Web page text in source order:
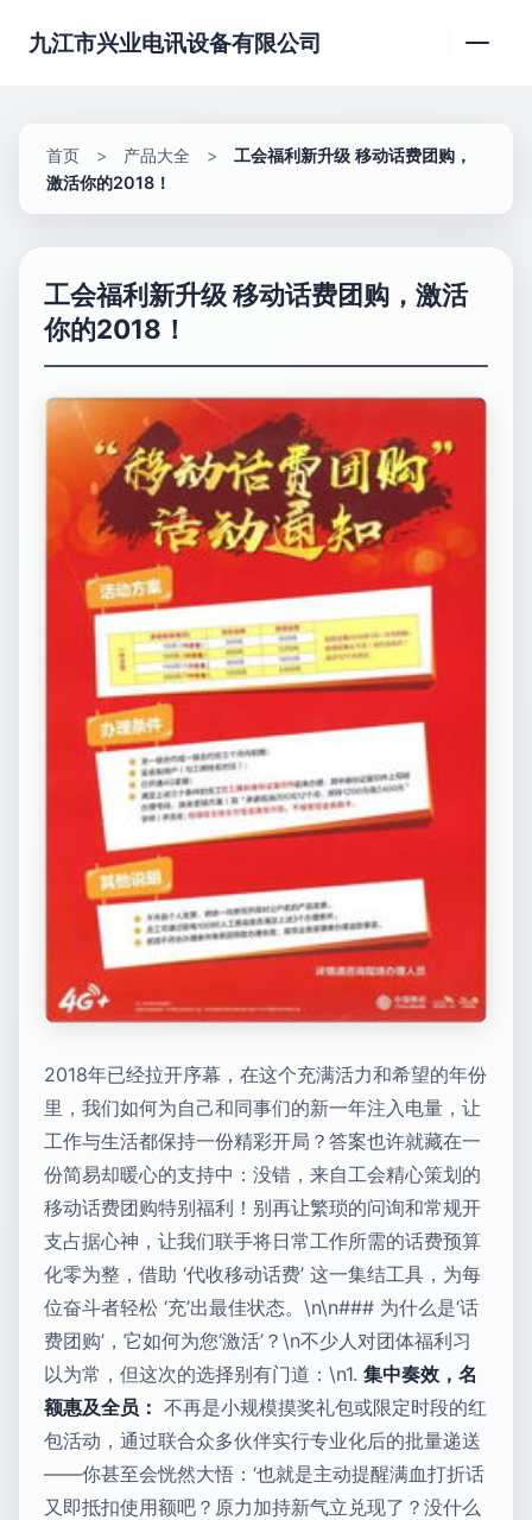
九江市兴业电讯设备有限公司
首页 > 产品大全 >
工会福利新升级 移动话费团购，
激活你的2018！
工会福利新升级 移动话费团购，激活
你的2018！
2018年已经拉开序幕，在这个充满活力和希望的年份
里，我们如何为自己和同事们的新一年注入电量，让
工作与生活都保持一份精彩开局？答案也许就藏在一
份简易却暖心的支持中：没错，来自工会精心策划的
移动话费团购特别福利！别再让繁琐的问询和常规开
支占据心神，让我们联手将日常工作所需的话费预算
化零为整，借助 ‘代收移动话费’ 这一集结工具，为每
位奋斗者轻松 ‘充’出最佳状态。\n\n### 为什么是‘话
费团购’，它如何为您‘激活’？\n不少人对团体福利习
以为常，但这次的选择别有门道：\n1. 集中奏效，名
额惠及全员： 不再是小规模摸奖礼包或限定时段的红
包活动，通过联合众多伙伴实行专业化后的批量递送
——你甚至会恍然大悟：‘也就是主动提醒满血打折话
又即抵扣使用额吧？原力加持新气立兑现了？没什么